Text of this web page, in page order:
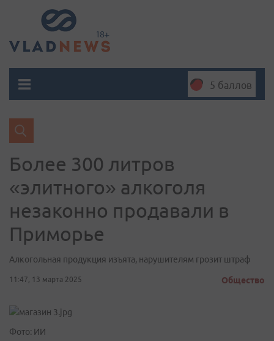
5 баллов
Более 300 литров
«элитного» алкоголя
незаконно продавали в
Приморье
Алкогольная продукция изъята, нарушителям грозит штраф
11:47, 13 марта 2025 Общество
Фото: ИИ